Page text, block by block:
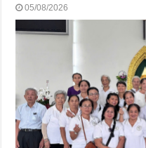
05/08/2026